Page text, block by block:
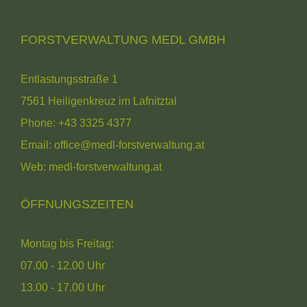
FORSTVERWALTUNG MEDL GMBH
Entlastungsstraße 1
7561 Heiligenkreuz im Lafnitztal
Phone: +43 3325 4377
Email: office@medl-forstverwaltung.at
Web: medl-forstverwaltung.at
ÖFFNUNGSZEITEN
Montag bis Freitag:
07.00 - 12.00 Uhr
13.00 - 17.00 Uhr